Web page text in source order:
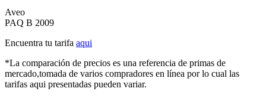
Aveo
PAQ B 2009
Encuentra tu tarifa aqui
*La comparación de precios es una referencia de primas de
mercado,tomada de varios compradores en línea por lo cual las
tarifas aqui presentadas pueden variar.